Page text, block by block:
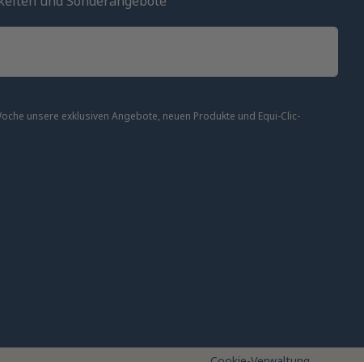
der Vorschriften zu gewährleisten. Passen Sie Ihre
unsere exklusiven Angebote, neuen Produkte und Equi-Clic-